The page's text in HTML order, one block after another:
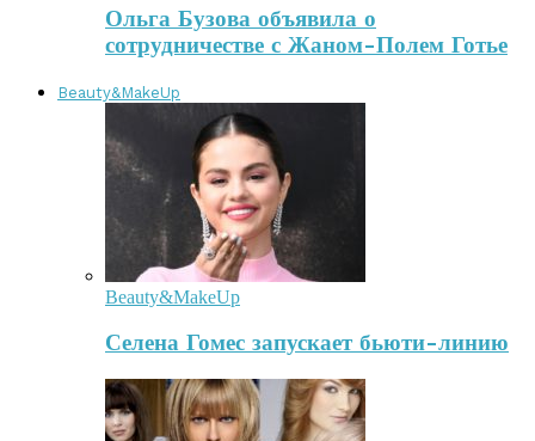
Ольга Бузова объявила о
сотрудничестве с Жаном-Полем Готье
Beauty&MakeUp
Beauty&MakeUp
Селена Гомес запускает бьюти-линию